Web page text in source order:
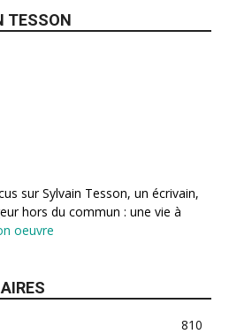
TESSON
sur Sylvain Tesson, un écrivain,
hors du commun : une vie à
oeuvre
810